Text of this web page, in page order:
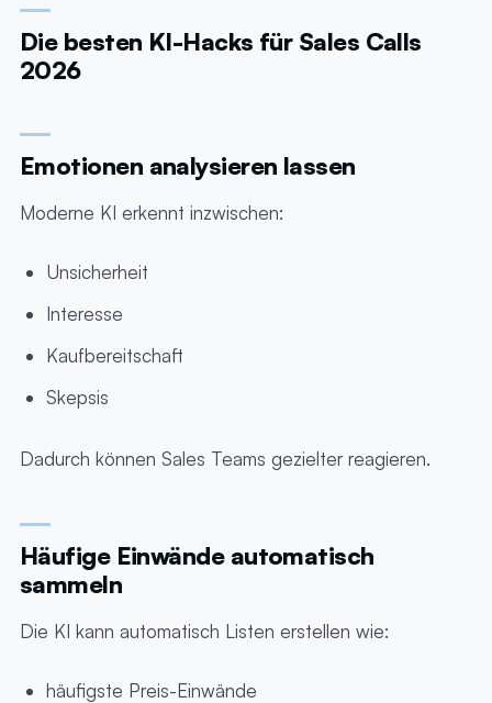
Die besten KI-Hacks für Sales Calls
2026
Emotionen analysieren lassen
Moderne KI erkennt inzwischen:
Unsicherheit
Interesse
Kaufbereitschaft
Skepsis
Dadurch können Sales Teams gezielter reagieren.
Häufige Einwände automatisch
sammeln
Die KI kann automatisch Listen erstellen wie:
häufigste Preis-Einwände